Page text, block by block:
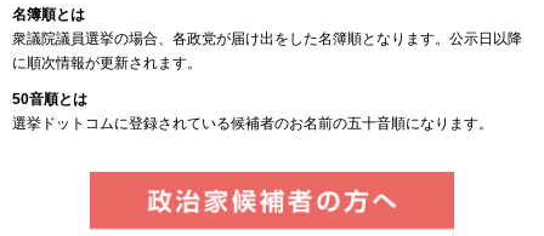
名簿順とは
衆議院議員選挙の場合、各政党が届け出をした名簿順となります。公示日以降
に順次情報が更新されます。
50音順とは
選挙ドットコムに登録されている候補者のお名前の五十音順になります。